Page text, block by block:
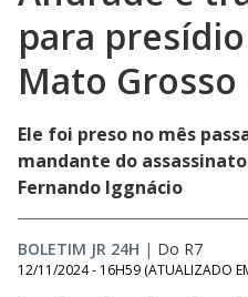
para
Mato Grosso
Ele foi preso no mês
mandante do
Fernando Iggnácio
BOLETIM JR 24H | Do R7
12/11/2024 - 16H59 (ATUALIZADO